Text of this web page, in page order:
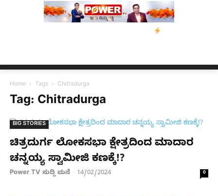
ಬೆಂಗಳೂರಿನಿಂದ
Home Tags Chitradurga
Tag: Chitradurga
BIG STORIES
ಚಿತ್ರದುರ್ಗ ಲೋಕಸಭಾ ಕ್ಷೇತ್ರದಿಂದ ಮಾದಾರ
ಚನ್ನಯ್ಯ ಸ್ವಾಮೀಜಿ ಕಣಕ್ಕೆ!?
Power TV ಸುದ್ದಿ ಮನೆ - 14/02/2024 0